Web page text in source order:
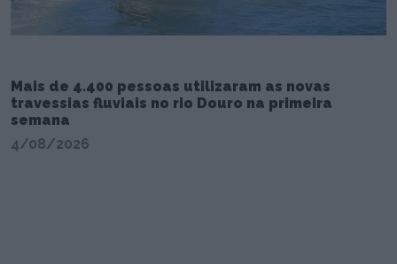
Mais de 4.400 pessoas utilizaram as novas
travessias fluviais no rio Douro na primeira
semana
4/08/2026